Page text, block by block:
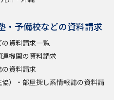
・予備校などの資料請求
資料請求一覧
機関の資料請求
資料請求
）・部屋探し系情報誌の資料請